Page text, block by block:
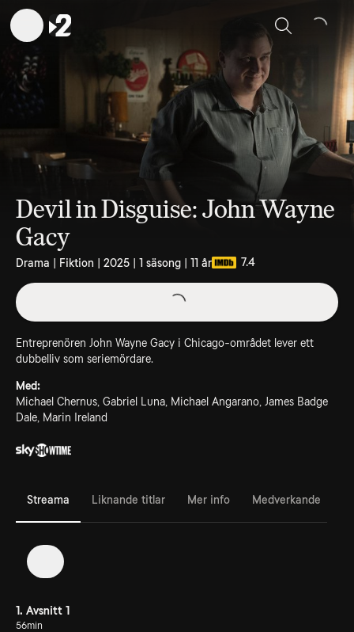
Sök
Devil in Disguise: John Wayne
Gacy
Drama | Fiktion | 2025 | 1 säsong | 11 år 7.4
Entreprenören John Wayne Gacy i Chicago-området lever ett
dubbelliv som seriemördare.
Med:
Michael Chernus, Gabriel Luna, Michael Angarano, James Badge
Dale, Marin Ireland
Streama Liknande titlar Mer info Medverkande
1. Avsnitt 1
56min